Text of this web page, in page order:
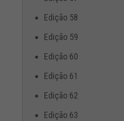
Edição 58
Edição 59
Edição 60
Edição 61
Edição 62
Edição 63